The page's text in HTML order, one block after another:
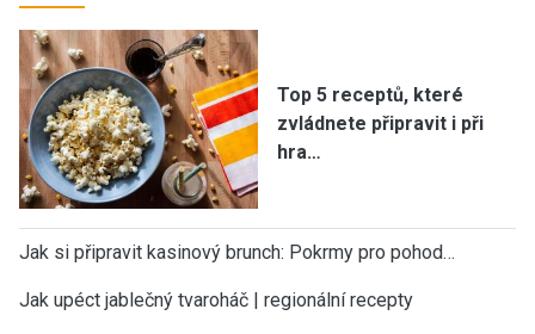
Top 5 receptů, které
zvládnete připravit i při
hra…
Jak si připravit kasinový brunch: Pokrmy pro pohod…
Jak upéct jablečný tvaroháč | regionální recepty